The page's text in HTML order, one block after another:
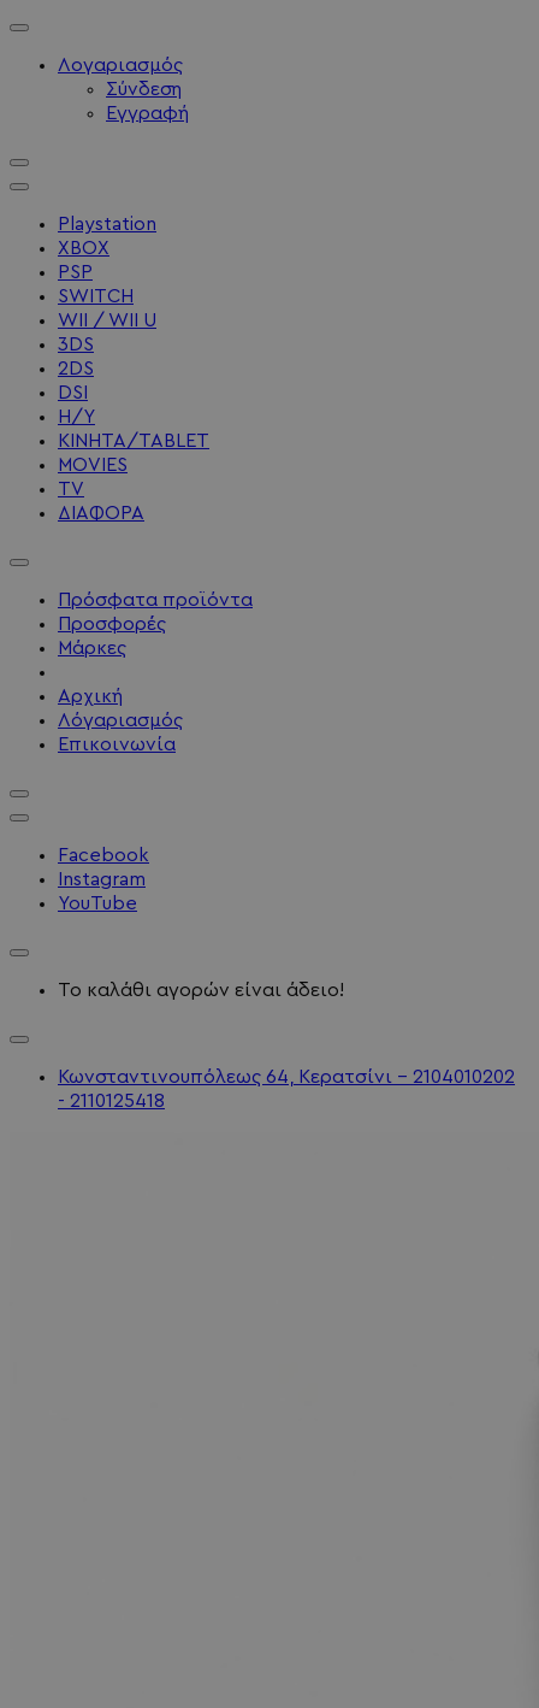
Λογαριασμός
Σύνδεση
Εγγραφή
Playstation
XBOX
PSP
SWITCH
WII / WII U
3DS
2DS
DSI
Η/Υ
ΚΙΝΗΤΑ/TABLET
MOVIES
TV
ΔΙΑΦΟΡΑ
Πρόσφατα προϊόντα
Προσφορές
Μάρκες
Αρχική
Λόγαριασμός
Επικοινωνία
Facebook
Instagram
YouTube
Το καλάθι αγορών είναι άδειο!
Κωνσταντινουπόλεως 64, Κερατσίνι - 2104010202
- 2110125418